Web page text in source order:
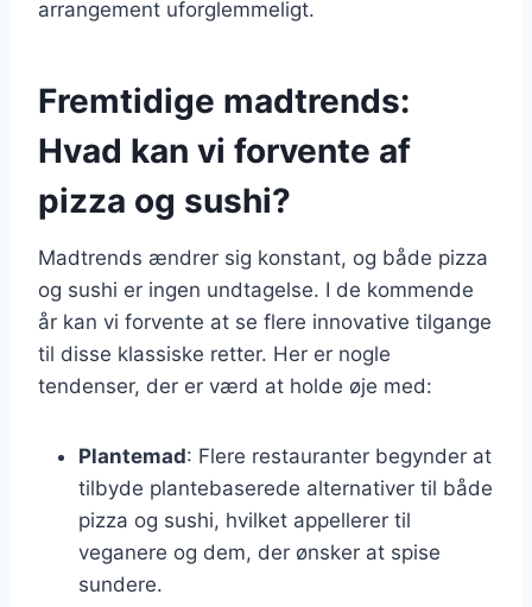
arrangement uforglemmeligt.
Fremtidige madtrends:
Hvad kan vi forvente af
pizza og sushi?
Madtrends ændrer sig konstant, og både pizza
og sushi er ingen undtagelse. I de kommende
år kan vi forvente at se flere innovative tilgange
til disse klassiske retter. Her er nogle
tendenser, der er værd at holde øje med:
Plantemad: Flere restauranter begynder at
tilbyde plantebaserede alternativer til både
pizza og sushi, hvilket appellerer til
veganere og dem, der ønsker at spise
sundere.